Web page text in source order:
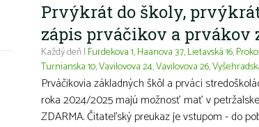
Prvýkrát do školy,
zápis prváčikov a prvákov
Každý deň | Furdekova 1,Haanova 37,Lietavská 16,
Turnianska 10,Vavilovova 24,Vavilovova 26,
Prváčikovia základných škôl a prváci
roka 2024/2025 majú možnosť mať v
ZDARMA. Čitateľský preukaz je vstupom - do